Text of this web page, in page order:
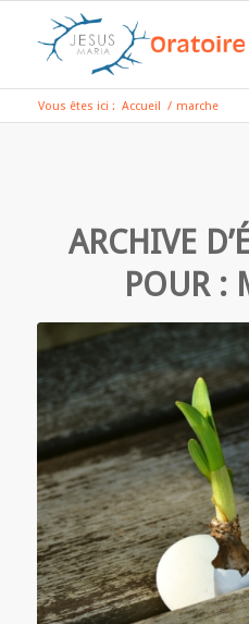
Vous êtes ici : Accueil / marche
ARCHIVE
POUR :